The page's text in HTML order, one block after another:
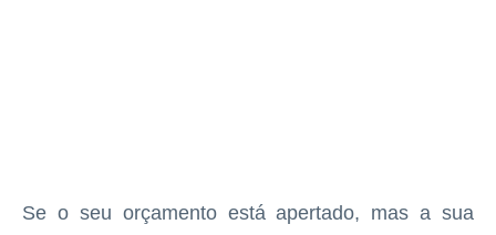
Se o seu orçamento está apertado, mas a sua